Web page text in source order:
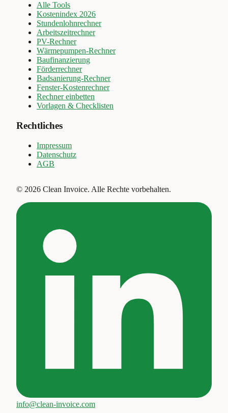
Alle Tools
Kostenindex 2026
Stundenlohnrechner
Arbeitszeitrechner
PV-Rechner
Wärmepumpen-Rechner
Baufinanzierung
Förderrechner
Badsanierung-Rechner
Fenster-Kostenrechner
Rechner einbetten
Vorlagen & Checklisten
Rechtliches
Impressum
Datenschutz
AGB
© 2026 Clean Invoice. Alle Rechte vorbehalten.
info@clean-invoice.com